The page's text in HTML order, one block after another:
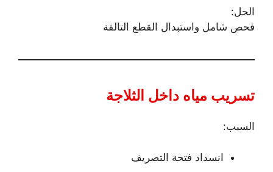
الحل:
فحص شامل واستبدال القطع التالفة
تسريب مياه داخل الثلاجة
السبب:
انسداد فتحة التصريف